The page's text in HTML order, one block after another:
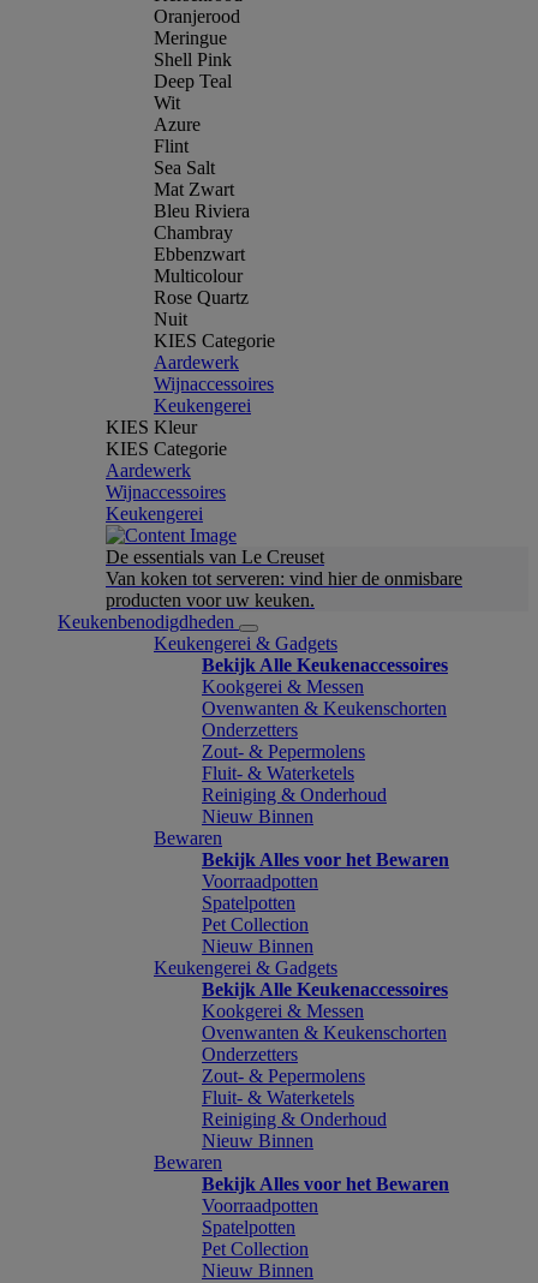
Oranjerood
Meringue
Shell Pink
Deep Teal
Wit
Azure
Flint
Sea Salt
Mat Zwart
Bleu Riviera
Chambray
Ebbenzwart
Multicolour
Rose Quartz
Nuit
KIES Categorie
Aardewerk
Wijnaccessoires
Keukengerei
KIES Kleur
KIES Categorie
Aardewerk
Wijnaccessoires
Keukengerei
De essentials van Le Creuset
Van koken tot serveren: vind hier de onmisbare
producten voor uw keuken.
Keukenbenodigdheden
Keukengerei & Gadgets
Bekijk Alle Keukenaccessoires
Kookgerei & Messen
Ovenwanten & Keukenschorten
Onderzetters
Zout- & Pepermolens
Fluit- & Waterketels
Reiniging & Onderhoud
Nieuw Binnen
Bewaren
Bekijk Alles voor het Bewaren
Voorraadpotten
Spatelpotten
Pet Collection
Nieuw Binnen
Keukengerei & Gadgets
Bekijk Alle Keukenaccessoires
Kookgerei & Messen
Ovenwanten & Keukenschorten
Onderzetters
Zout- & Pepermolens
Fluit- & Waterketels
Reiniging & Onderhoud
Nieuw Binnen
Bewaren
Bekijk Alles voor het Bewaren
Voorraadpotten
Spatelpotten
Pet Collection
Nieuw Binnen